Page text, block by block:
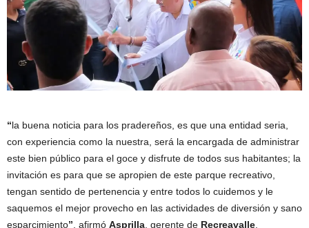
“la buena noticia para los pradereños, es que una entidad seria,
con experiencia como la nuestra, será la encargada de administrar
este bien público para el goce y disfrute de todos sus habitantes; la
invitación es para que se apropien de este parque recreativo,
tengan sentido de pertenencia y entre todos lo cuidemos y le
saquemos el mejor provecho en las actividades de diversión y sano
esparcimiento”, afirmó Asprilla, gerente de Recreavalle.